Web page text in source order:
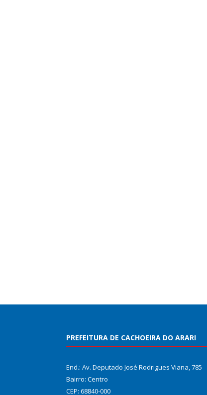
PREFEITURA DE CACHOEIRA DO ARARI
End.: Av. Deputado José Rodrigues Viana, 785
Bairro: Centro
CEP: 68840-000